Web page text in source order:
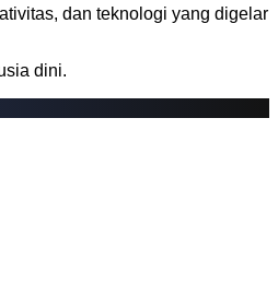
dan teknologi yang digelar
dini.